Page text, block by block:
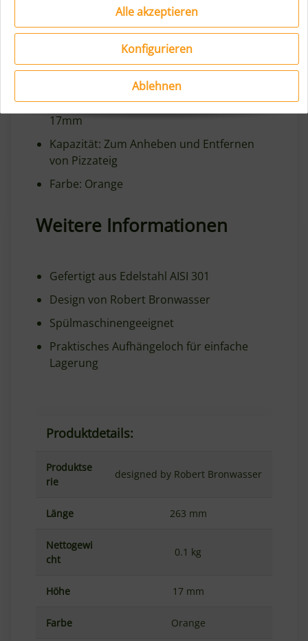
Alle akzeptieren
Konfigurieren
Ablehnen
Produkteigenschaften
Material: 18/8 Edelstahl, Griff aus PP
Länge: 263mm, Breite: 132mm, Höhe:
17mm
Kapazität: Zum Anheben und Entfernen
von Pizzateig
Farbe: Orange
Weitere Informationen
Gefertigt aus Edelstahl AISI 301
Design von Robert Bronwasser
Spülmaschinengeeignet
Praktisches Aufhängeloch für einfache
Lagerung
Produktdetails:
Produktse
rie
designed by Robert Bronwasser
Länge 263 mm
Nettogewi
cht
0.1 kg
Höhe 17 mm
Farbe Orange